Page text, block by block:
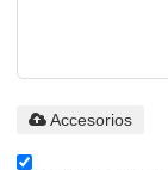
Accesorios